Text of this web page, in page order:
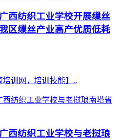
西纺织工业学校开展缫丝
区缫丝产业高产优质低耗
培训网，培训技能】..
西纺织工业学校与老挝琅